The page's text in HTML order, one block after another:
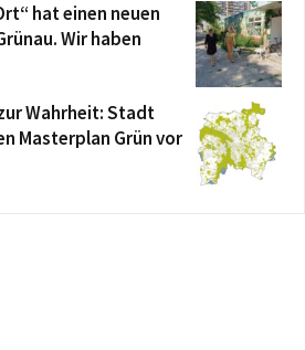
hat einen neuen
Wir haben
Wahrheit: Stadt
Masterplan Grün vor